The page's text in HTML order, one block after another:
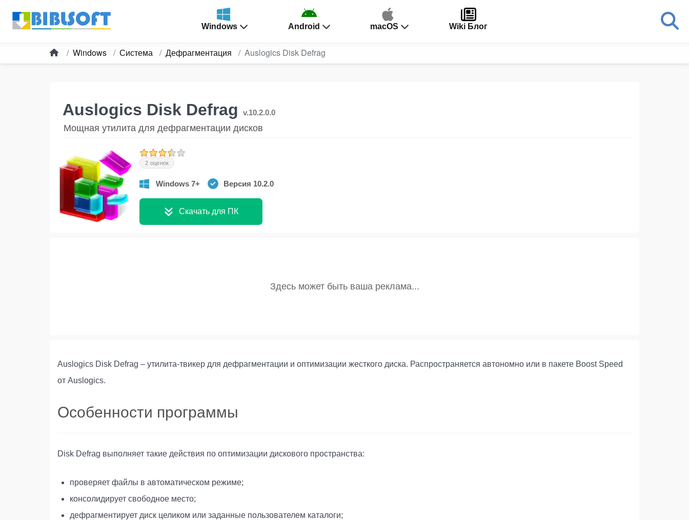
Windows Android macOS Wiki Блог
Windows Система Дефрагментация Auslogics Disk Defrag
Auslogics Disk Defrag v.10.2.0.0
Мощная утилита для дефрагментации дисков
2 оценок
Windows 7+ Версия 10.2.0
Скачать для ПК
Auslogics Disk Defrag – утилита-твикер для дефрагментации и оптимизации жесткого диска. Распространяется автономно или в пакете Boost Speed
от Auslogics.
Особенности программы
Disk Defrag выполняет такие действия по оптимизации дискового пространства:
проверяет файлы в автоматическом режиме;
консолидирует свободное место;
дефрагментирует диск целиком или заданные пользователем каталоги;